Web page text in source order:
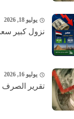
يوليو 18, 2026
نزول كبير ‎سعر الدولار الآن ..تحديث اسعار صرف الدولار امام...
يوليو 16, 2026
تقرير الصرف